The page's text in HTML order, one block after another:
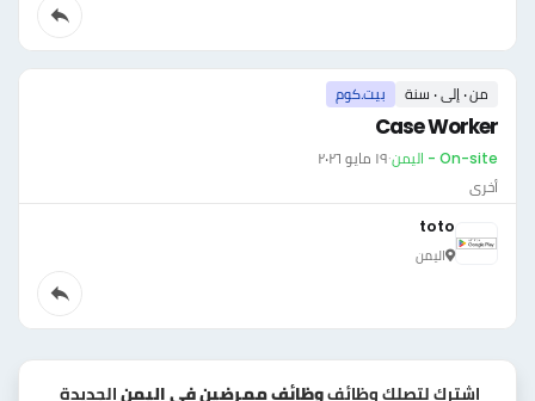
من ٠ إلى ٠ سنة بيت.كوم
Case Worker
On-site - اليمن ·١٩ مايو ٢٠٢٦
أخرى
toto
اليمن
اشترك لتصلك وظائفوظائف ممرضين في اليمن الجديدة